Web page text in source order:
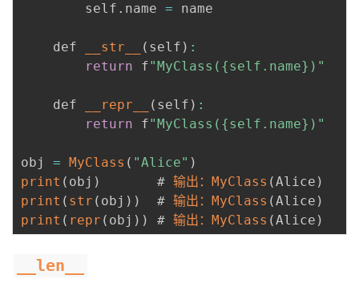
验
收
藏
议
        self
. name = name
    def
__str__ ( self ) :
return f"MyClass({self.name})"
    def
__repr__ ( self ) :
return f"MyClass({self.name})"
obj = MyClass ( "Alice" )
print ( obj )
       #
输出：MyClass (Alice )
print ( str ( obj ) )
  #
输出：MyClass (Alice )
print ( repr ( obj ) ) # 输出：MyClass (Alice )
__len__